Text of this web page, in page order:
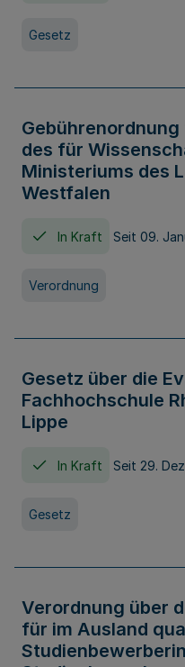
Gesetz
des für
Ministeriums des
Westfalen
In Kraft Seit 09.
Verordnung
Gesetz über die
Fachhochschule
Lippe
In Kraft Seit 29.
Gesetz
Verordnung über
für im Ausland